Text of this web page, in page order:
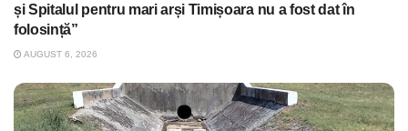
și Spitalul pentru mari arși Timișoara nu a fost dat în
folosință”
AUGUST 6, 2026